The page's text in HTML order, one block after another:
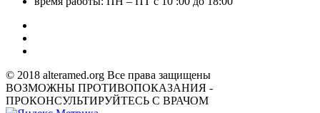
© 2018 alteramed.org Все права защищены
ВОЗМОЖНЫ ПРОТИВОПОКАЗАНИЯ -
ПРОКОНСУЛЬТИРУЙТЕСЬ С ВРАЧОМ